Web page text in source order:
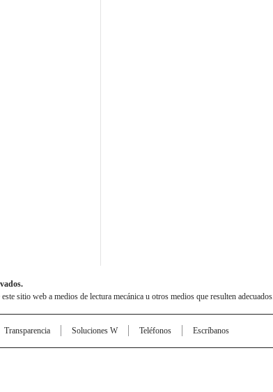
sitio web a medios de lectura mecánica u otros medios que resulten adecuados.
Transparencia Soluciones W Teléfonos Escríbanos